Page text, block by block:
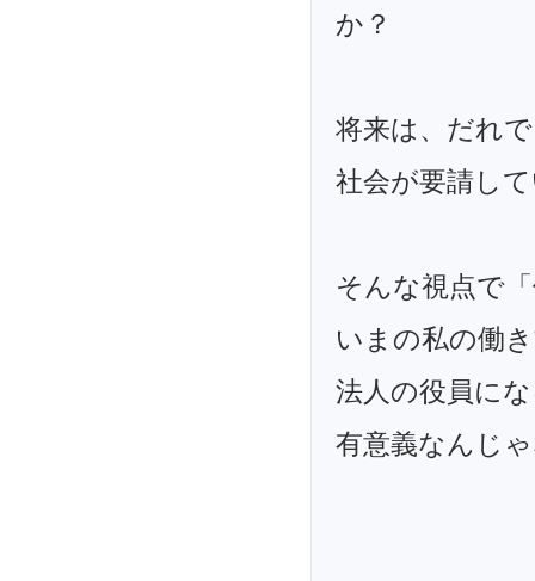
か？
将来は、だれ
社会が要請し
そんな視点で
いまの私の働
法人の役員に
有意義なんじ